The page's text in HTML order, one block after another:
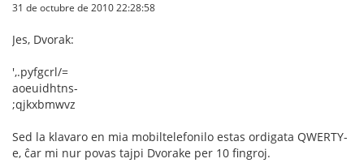
31 de octubre de 2010 22:28:58
Jes, Dvorak:
',.pyfgcrl/=
aoeuidhtns-
;qjkxbmwvz
Sed la klavaro en mia mobiltelefonilo estas ordigata QWERTY-
e, ĉar mi nur povas tajpi Dvorake per 10 fingroj.